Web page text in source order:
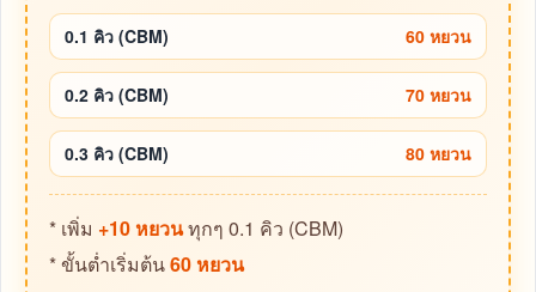
0.1 คิว (CBM) 60 หยวน
0.2 คิว (CBM) 70 หยวน
0.3 คิว (CBM) 80 หยวน
* เพิ่ม +10 หยวนทุกๆ 0.1 คิว (CBM)
* ขั้นต่ำเริ่มต้น60 หยวน